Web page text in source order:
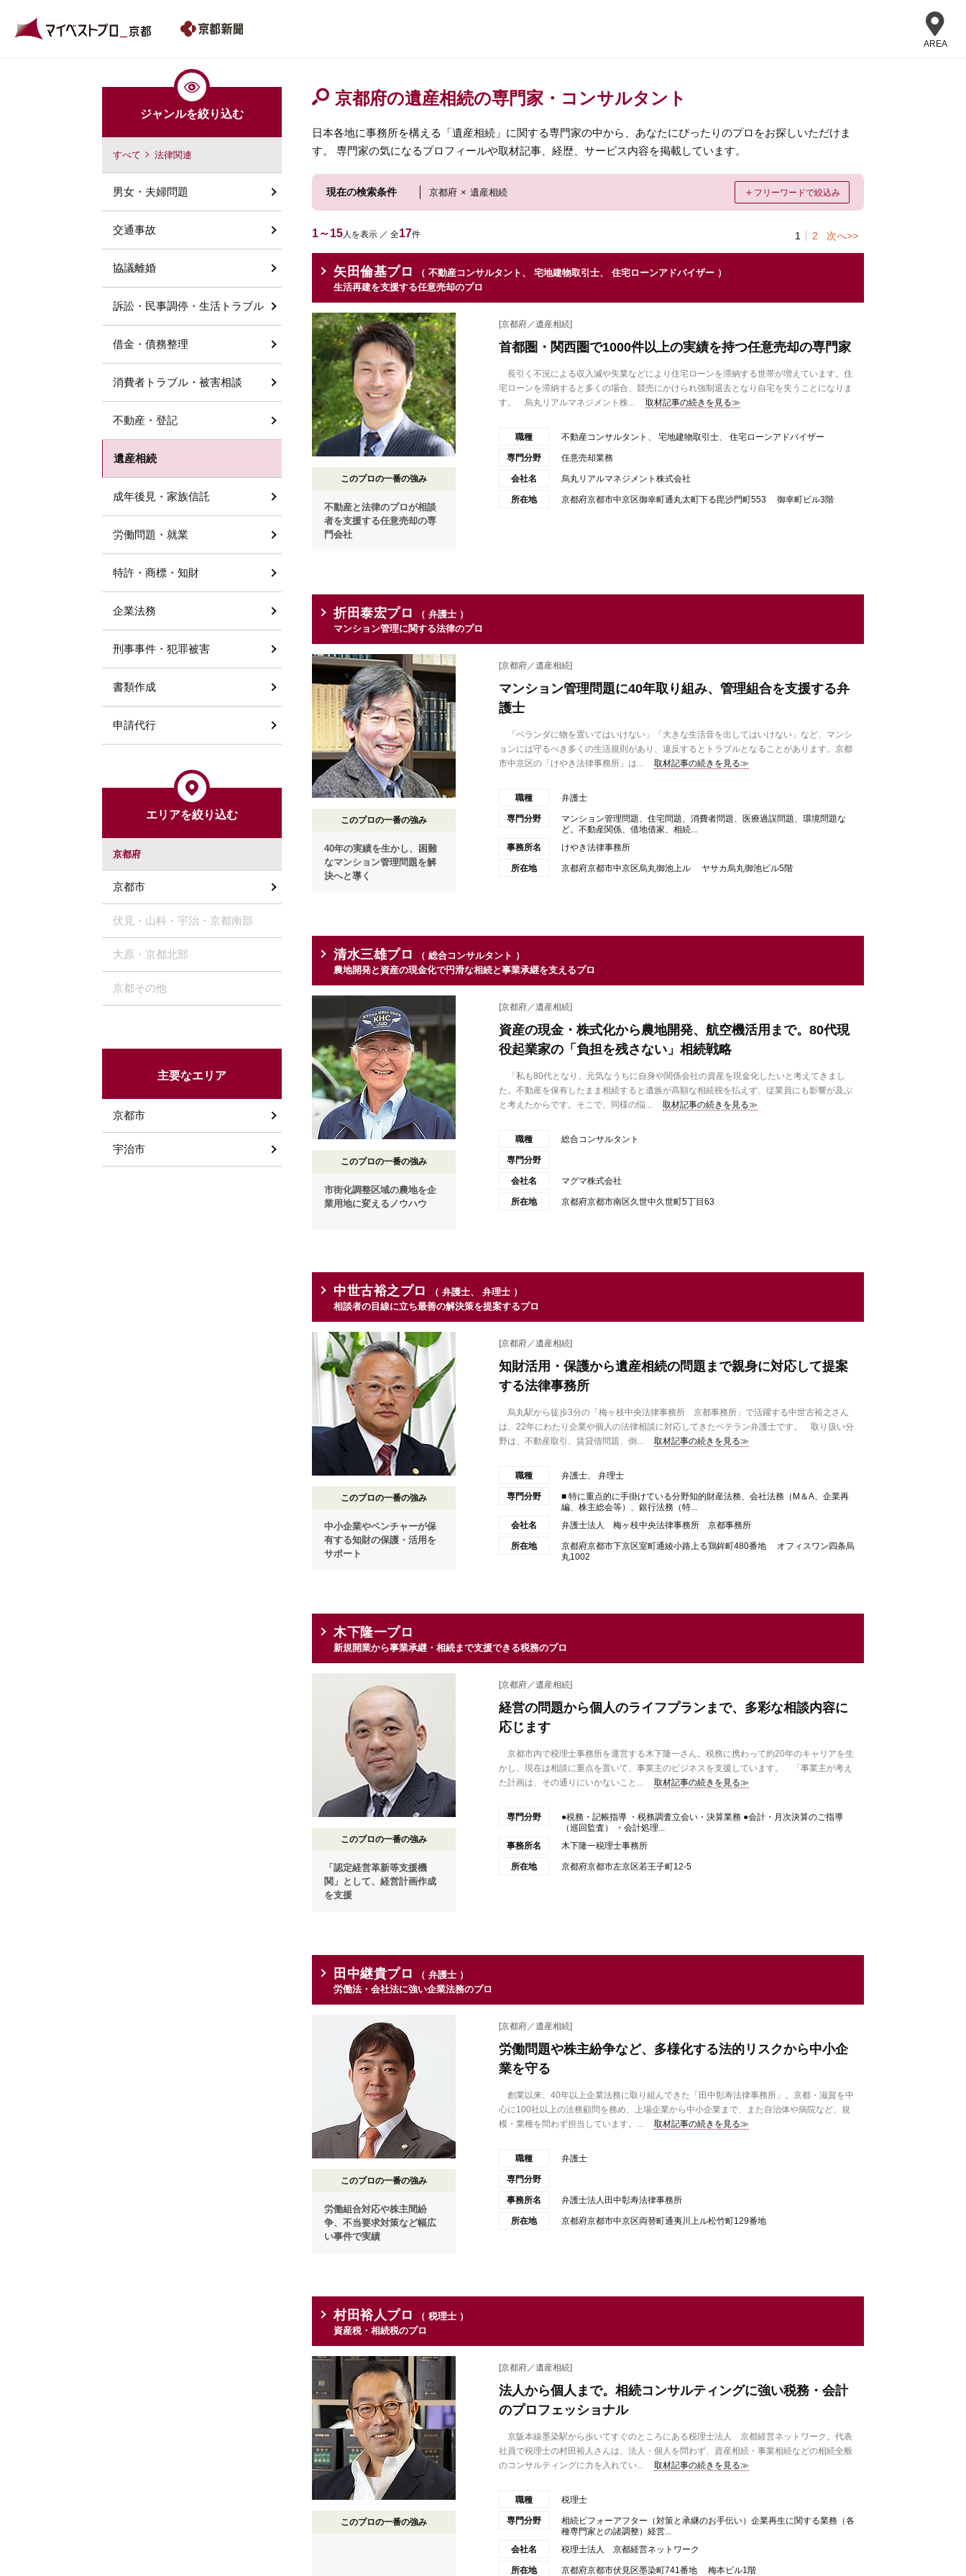
AREA
京都府の遺産相続の専門家・コンサルタント
日本各地に事務所を構える「遺産相続」に関する専門家の中から、あなたにぴったりのプロをお探しいただけま
す。 専門家の気になるプロフィールや取材記事、経歴、サービス内容を掲載しています。
現在の検索条件 京都府 × 遺産相続 ＋ フリーワードで絞込み
1～15人を表示 ／ 全17件 1 2 次へ>>
矢田倫基プロ
（ 不動産コンサルタント、 宅地建物取引士、 住宅ローンアドバイザー ）
生活再建を支援する任意売却のプロ
このプロの一番の強み
不動産と法律のプロが相談
者を支援する任意売却の専
門会社
[京都府／遺産相続]
首都圏・関西圏で1000件以上の実績を持つ任意売却の専門家
長引く不況による収入減や失業などにより住宅ローンを滞納する世帯が増えています。住
宅ローンを滞納すると多くの場合、競売にかけられ強制退去となり自宅を失うことになりま
す。 烏丸リアルマネジメント株...
取材記事の続きを見る≫
職種 不動産コンサルタント、 宅地建物取引士、 住宅ローンアドバイザー
専門分野 任意売却業務
会社名 烏丸リアルマネジメント株式会社
所在地 京都府京都市中京区御幸町通丸太町下る毘沙門町553 御幸町ビル3階
折田泰宏プロ
（ 弁護士 ）
マンション管理に関する法律のプロ
このプロの一番の強み
40年の実績を生かし、困難
なマンション管理問題を解
決へと導く
[京都府／遺産相続]
マンション管理問題に40年取り組み、管理組合を支援する弁
護士
「ベランダに物を置いてはいけない」「大きな生活音を出してはいけない」など、マンシ
ョンには守るべき多くの生活規則があり、違反するとトラブルとなることがあります。京都
市中京区の「けやき法律事務所」は...
取材記事の続きを見る≫
職種 弁護士
専門分野
マンション管理問題、住宅問題、消費者問題、医療過誤問題、環境問題な
ど。不動産関係、借地借家、相続...
事務所名
けやき法律事務所
所在地 京都府京都市中京区烏丸御池上ル ヤサカ烏丸御池ビル5階
清水三雄プロ
（ 総合コンサルタント ）
農地開発と資産の現金化で円滑な相続と事業承継を支えるプロ
このプロの一番の強み
市街化調整区域の農地を企
業用地に変えるノウハウ
[京都府／遺産相続]
資産の現金・株式化から農地開発、航空機活用まで。80代現
役起業家の「負担を残さない」相続戦略
「私も80代となり、元気なうちに自身や関係会社の資産を現金化したいと考えてきまし
た。不動産を保有したまま相続すると遺族が高額な相続税を払えず、従業員にも影響が及ぶ
と考えたからです。そこで、同様の悩...
取材記事の続きを見る≫
職種 総合コンサルタント
専門分野
会社名 マグマ株式会社
所在地 京都府京都市南区久世中久世町5丁目63
中世古裕之プロ
（ 弁護士、 弁理士 ）
相談者の目線に立ち最善の解決策を提案するプロ
このプロの一番の強み
中小企業やベンチャーが保
有する知財の保護・活用を
サポート
[京都府／遺産相続]
知財活用・保護から遺産相続の問題まで親身に対応して提案
する法律事務所
烏丸駅から徒歩3分の「梅ヶ枝中央法律事務所 京都事務所」で活躍する中世古裕之さん
は、22年にわたり企業や個人の法律相談に対応してきたベテラン弁護士です。 取り扱い分
野は、不動産取引、賃貸借問題、倒...
取材記事の続きを見る≫
職種 弁護士、 弁理士
専門分野
■ 特に重点的に手掛けている分野知的財産法務、会社法務（M＆A、企業再
編、株主総会等）、銀行法務（特...
会社名
弁護士法人 梅ヶ枝中央法律事務所 京都事務所
所在地
京都府京都市下京区室町通綾小路上る鶏鉾町480番地 オフィスワン四条烏
丸1002
木下隆一プロ
新規開業から事業承継・相続まで支援できる税務のプロ
このプロの一番の強み
「認定経営革新等支援機
関」として、経営計画作成
を支援
[京都府／遺産相続]
経営の問題から個人のライフプランまで、多彩な相談内容に
応じます
京都市内で税理士事務所を運営する木下隆一さん。税務に携わって約20年のキャリアを生
かし、現在は相談に重点を置いて、事業主のビジネスを支援しています。 「事業主が考え
た計画は、その通りにいかないこと...
取材記事の続きを見る≫
専門分野
●税務・記帳指導 ・税務調査立会い・決算業務 ●会計・月次決算のご指導
（巡回監査） ・会計処理...
事務所名
木下隆一税理士事務所
所在地 京都府京都市左京区若王子町12-5
田中継貴プロ
（ 弁護士 ）
労働法・会社法に強い企業法務のプロ
このプロの一番の強み
労働組合対応や株主間紛
争、不当要求対策など幅広
い事件で実績
[京都府／遺産相続]
労働問題や株主紛争など、多様化する法的リスクから中小企
業を守る
創業以来、40年以上企業法務に取り組んできた「田中彰寿法律事務所」。京都・滋賀を中
心に100社以上の法務顧問を務め、上場企業から中小企業まで、また自治体や病院など、規
模・業種を問わず担当しています。...
取材記事の続きを見る≫
職種 弁護士
専門分野
事務所名 弁護士法人田中彰寿法律事務所
所在地 京都府京都市中京区両替町通夷川上ル松竹町129番地
村田裕人プロ
（ 税理士 ）
資産税・相続税のプロ
このプロの一番の強み
[京都府／遺産相続]
法人から個人まで。相続コンサルティングに強い税務・会計
のプロフェッショナル
京阪本線墨染駅から歩いてすぐのところにある税理士法人 京都経営ネットワーク。代表
社員で税理士の村田裕人さんは、法人・個人を問わず、資産相続・事業相続などの相続全般
のコンサルティングに力を入れてい...
取材記事の続きを見る≫
職種 税理士
専門分野
相続ビフォーアフター（対策と承継のお手伝い）企業再生に関する業務（各
種専門家との諸調整）経営...
会社名
税理士法人 京都経営ネットワーク
所在地 京都府京都市伏見区墨染町741番地 梅本ビル1階
ジャンルを絞り込む
すべて 法律関連
男女・夫婦問題
交通事故
協議離婚
訴訟・民事調停・生活トラブル
借金・債務整理
消費者トラブル・被害相談
不動産・登記
遺産相続
成年後見・家族信託
労働問題・就業
特許・商標・知財
企業法務
刑事事件・犯罪被害
書類作成
申請代行
エリアを絞り込む
京都府
京都市
伏見・山科・宇治・京都南部
大原・京都北部
京都その他
主要なエリア
京都市
宇治市